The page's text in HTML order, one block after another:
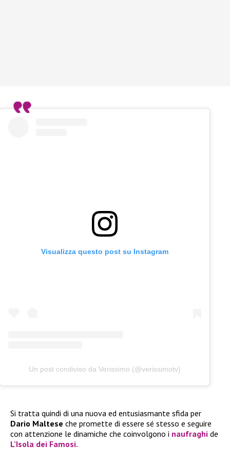
Visualizza questo post su Instagram
Un post condiviso da Verissimo (@verissimotv)
Si tratta quindi di una nuova ed entusiasmante sfida per
Dario Maltese che promette di essere sé stesso e seguire
con attenzione le dinamiche che coinvolgono i naufraghi de
L’Isola dei Famosi.